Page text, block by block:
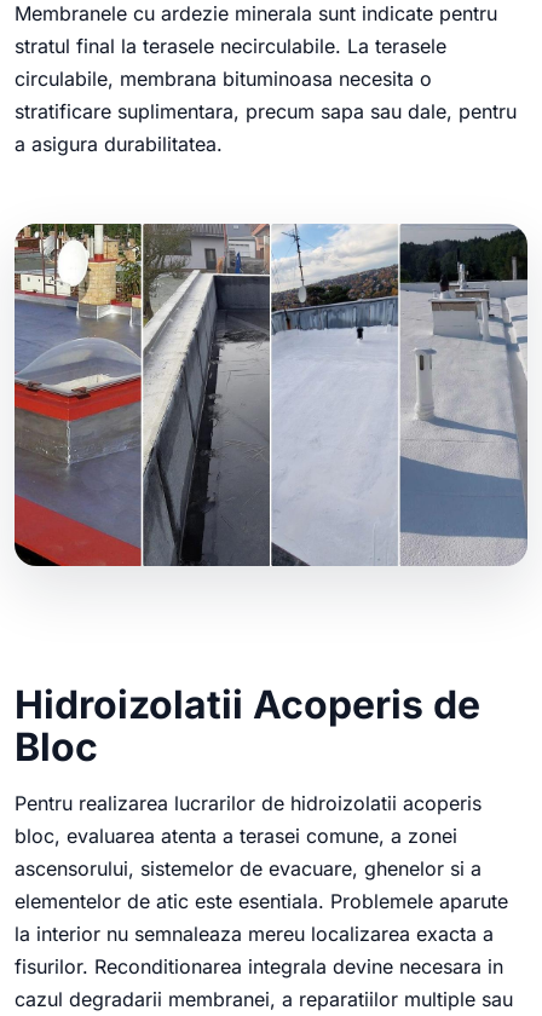
Membranele cu ardezie minerala sunt indicate pentru
stratul final la terasele necirculabile. La terasele
circulabile, membrana bituminoasa necesita o
stratificare suplimentara, precum sapa sau dale, pentru
a asigura durabilitatea.
Hidroizolatii Acoperis de
Bloc
Pentru realizarea lucrarilor de hidroizolatii acoperis
bloc, evaluarea atenta a terasei comune, a zonei
ascensorului, sistemelor de evacuare, ghenelor si a
elementelor de atic este esentiala. Problemele aparute
la interior nu semnaleaza mereu localizarea exacta a
fisurilor. Reconditionarea integrala devine necesara in
cazul degradarii membranei, a reparatiilor multiple sau